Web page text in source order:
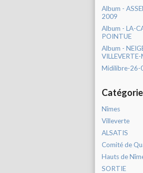
Album -
2009
Album - LA-
POINTUE
Album -
Midilibre-26-
Nîmes
Villeverte
ALSATIS
Comité de
Hauts de
SORTIE